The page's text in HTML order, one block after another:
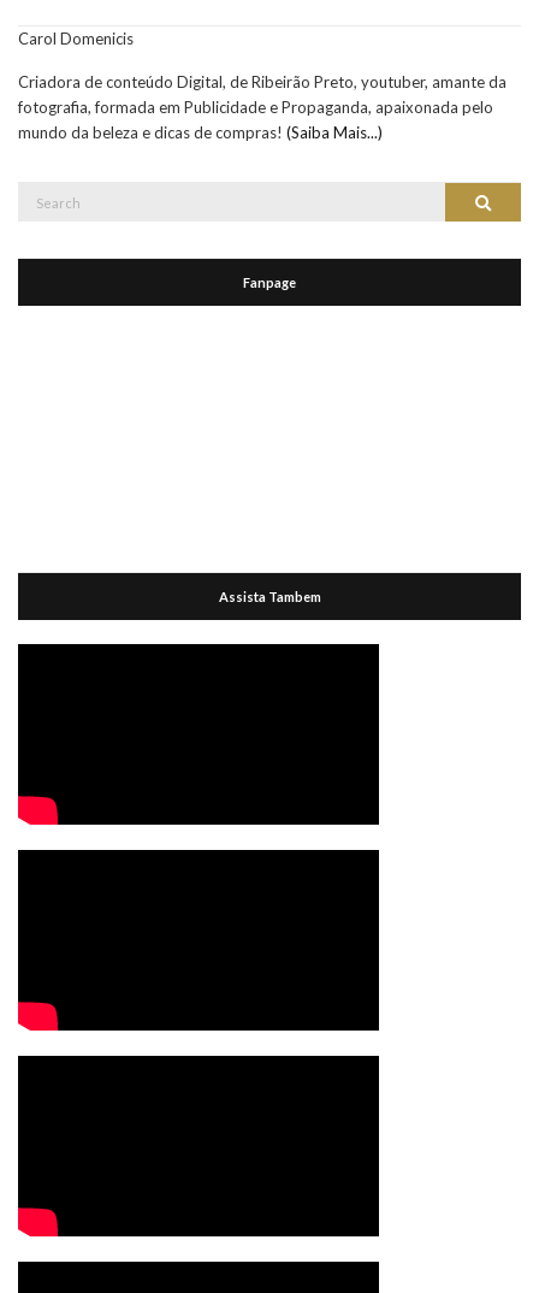
Carol Domenicis
Criadora de conteúdo Digital, de Ribeirão Preto, youtuber, amante da
fotografia, formada em Publicidade e Propaganda, apaixonada pelo
mundo da beleza e dicas de compras! (Saiba Mais...)
Search
Fanpage
Assista Tambem